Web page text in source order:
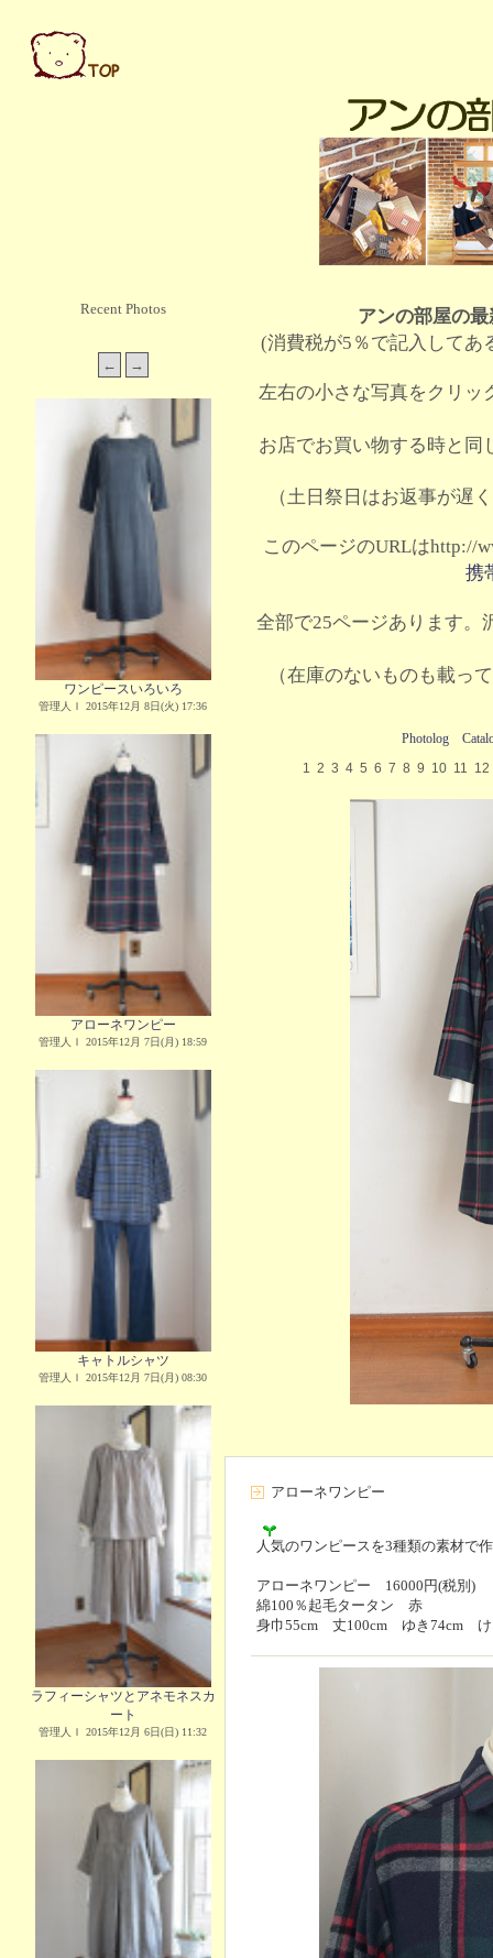
Recent Photos
ワンピースいろいろ
管理人Ｉ 2015年12月 8日(火) 17:36
アローネワンピー
管理人Ｉ 2015年12月 7日(月) 18:59
キャトルシャツ
管理人Ｉ 2015年12月 7日(月) 08:30
ラフィーシャツとアネモネスカ
ート
管理人Ｉ 2015年12月 6日(日) 11:32
アンの部屋の
(消費税が5％で記入してあ
左右の小さな写真をクリッ
お店でお買い物する時と同
（土日祭日はお返事が遅
このページのURLはhttp://
携
全部で25ページあります。
（在庫のないものも載っ
Photolog
1 2 3 4 5 6 7 8 9 10 11 12
アローネワンピー
人気のワンピースを3種類の素材で
アローネワンピー 16000円(税別)
綿100％起毛タータン 赤
身巾55cm 丈100cm ゆき74cm け